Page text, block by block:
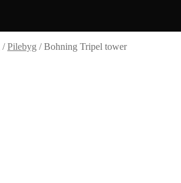
/Pilebyg /Bohning Tripel tower